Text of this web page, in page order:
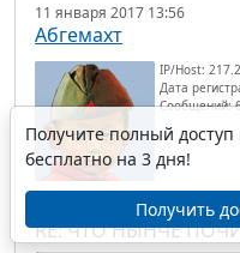
11 января 2017 13:56
Абгемахт
IP/Host:
Дата
Сообщений:
RE: ЧТО НЫНЧЕ
Получите полный доступ
бесплатно на 3 дня!
Получить